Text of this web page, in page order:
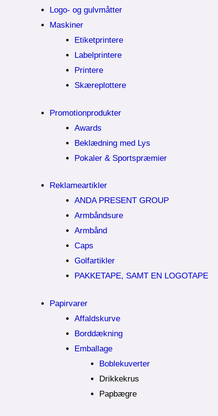
Logo- og gulvmåtter
Maskiner
Etiketprintere
Labelprintere
Printere
Skæreplottere
Promotionprodukter
Awards
Beklædning med Lys
Pokaler & Sportspræmier
Reklameartikler
ANDA PRESENT GROUP
Armbåndsure
Armbånd
Caps
Golfartikler
PAKKETAPE, SAMT EN LOGOTAPE
Papirvarer
Affaldskurve
Borddækning
Emballage
Boblekuverter
Drikkekrus
Papbægre